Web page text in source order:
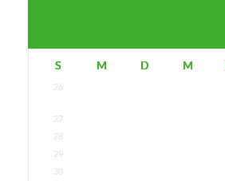
S M D M
26
27
28
29
30